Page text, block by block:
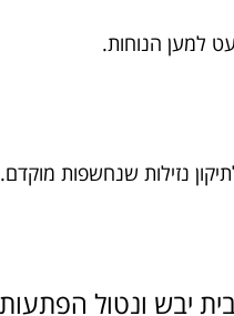
למען הנוחות.
נזילות שנחשפות מוקדם.